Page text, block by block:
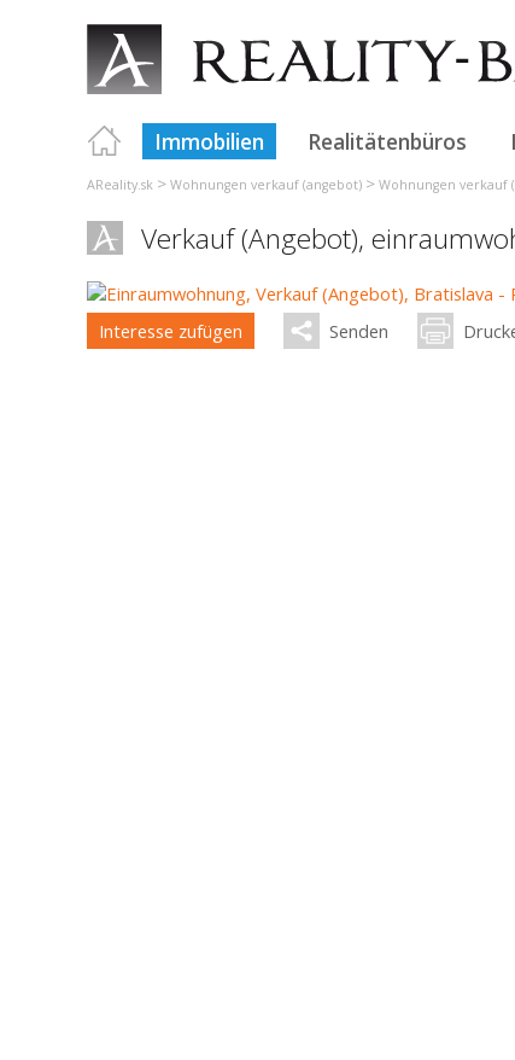
Immobilien Realitätenbüros
AReality.sk > Wohnungen verkauf (angebot) > Wohnungen verkauf
Verkauf (Angebot),
Interesse zufügen Senden